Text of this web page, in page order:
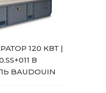
120 КВТ |
В
BAUDOUIN